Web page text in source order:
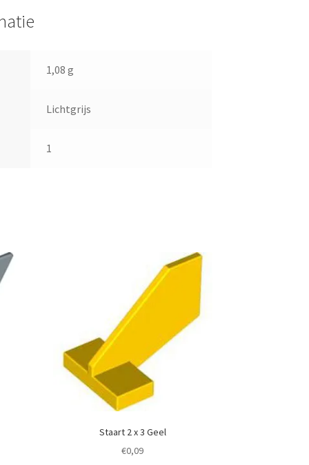
1,08 g
Lichtgrijs
1
Staart 2 x 3 Geel
€0,09